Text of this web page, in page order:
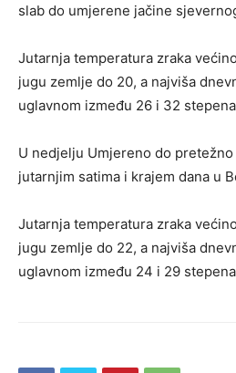
slab do umjerene jačine
Jutarnja temperatura zraka
jugu zemlje do 20, a najviša
uglavnom između 26 i 32
U nedjelju Umjereno do
jutarnjim satima i krajem dana u
Jutarnja temperatura zraka
jugu zemlje do 22, a najviša
uglavnom između 24 i 29